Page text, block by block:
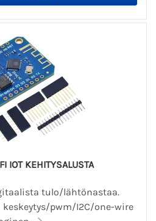
IOT KEHITYSALUSTA
tulo/lähtönastaa.
pwm/I2C/one-wire